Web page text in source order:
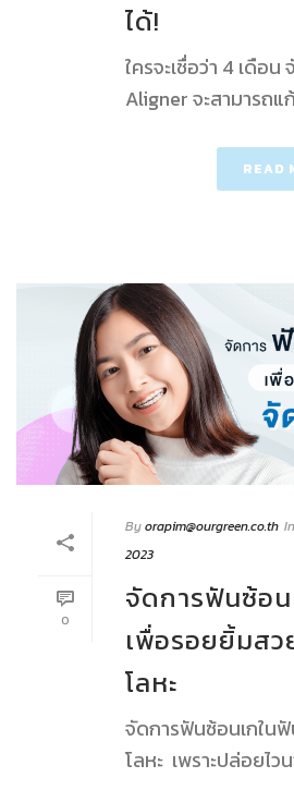
ได้!
ใครจะเชื่อว่า 4 เดือ
Aligner จะสามารถแ
READ
0
Byorapim@ourgreen.co.th In
2023
จัดการฟันซ้อ
เพื่อรอยยิ้มส
โลหะ
จัดการฟันซ้อนเกใน
โลหะ เพราะปล่อยไว